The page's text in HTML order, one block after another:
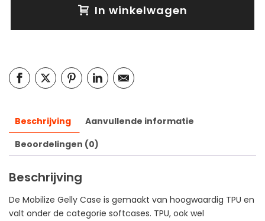
In winkelwagen
Beschrijving
Aanvullende informatie
Beoordelingen (0)
Beschrijving
De Mobilize Gelly Case is gemaakt van hoogwaardig TPU en
valt onder de categorie softcases. TPU, ook wel